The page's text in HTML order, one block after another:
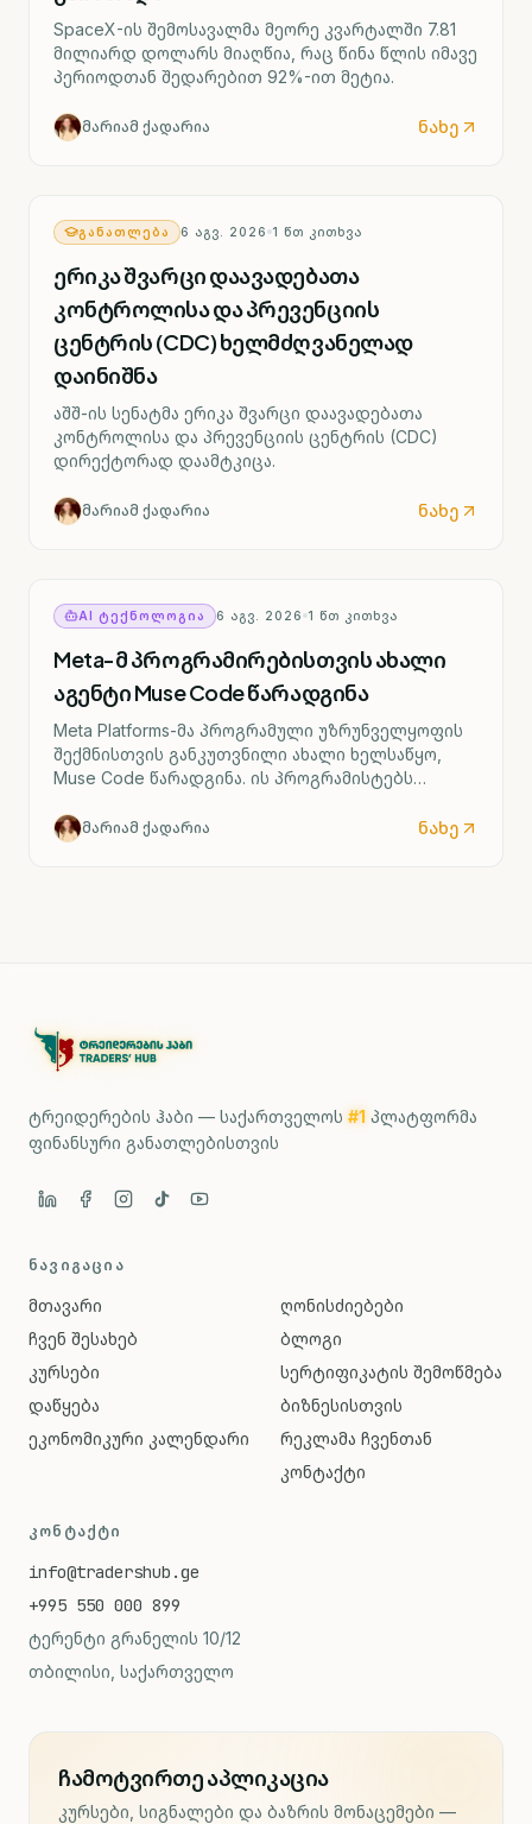
SpaceX-ის შემოსავალმა მეორე კვარტალში 7.81
მილიარდ დოლარს მიაღწია, რაც წინა წლის იმავე
პერიოდთან შედარებით 92%-ით მეტია.
მარიამ ქადარია ნახე
ᲒᲐᲜᲐᲗᲚᲔᲑᲐ 6 ᲐᲒᲕ. 2026 1 ᲬᲗ ᲙᲘᲗᲮᲕᲐ
ერიკა შვარცი დაავადებათა
კონტროლისა და პრევენციის
ცენტრის (CDC) ხელმძღვანელად
დაინიშნა
აშშ-ის სენატმა ერიკა შვარცი დაავადებათა
კონტროლისა და პრევენციის ცენტრის (CDC)
დირექტორად დაამტკიცა.
მარიამ ქადარია ნახე
AI ᲢᲔᲥᲜᲝᲚᲝᲒᲘᲐ 6 ᲐᲒᲕ. 2026 1 ᲬᲗ ᲙᲘᲗᲮᲕᲐ
Meta-მ პროგრამირებისთვის ახალი
აგენტი Muse Code წარადგინა
Meta Platforms-მა პროგრამული უზრუნველყოფის
შექმნისთვის განკუთვნილი ახალი ხელსაწყო,
Muse Code წარადგინა. ის პროგრამისტებს
მარიამ ქადარია ნახე
ტრეიდერების ჰაბი — საქართველოს #1 პლატფორმა
ფინანსური განათლებისთვის
ᲜᲐᲕᲘᲒᲐᲪᲘᲐ
მთავარი
ჩვენ შესახებ
კურსები
დაწყება
ეკონომიკური კალენდარი
ღონისძიებები
ბლოგი
სერტიფიკატის შემოწმება
ბიზნესისთვის
რეკლამა ჩვენთან
კონტაქტი
ᲙᲝᲜᲢᲐᲥᲢᲘ
info@tradershub.ge
+995 550 000 899
ტერენტი გრანელის 10/12
თბილისი, საქართველო
ჩამოტვირთე აპლიკაცია
კურსები, სიგნალები და ბაზრის მონაცემები —